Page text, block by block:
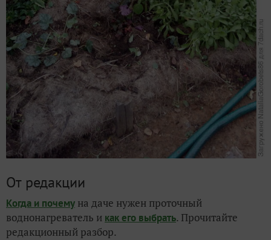
От редакции
Когда и почему на даче нужен проточный
воднонагреватель и как его выбрать. Прочитайте
редакционный разбор.